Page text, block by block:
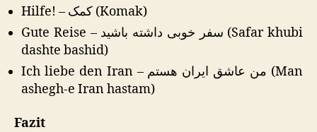
Hilfe! – کمک (Komak)
Gute Reise – سفر خوبی داشته باشید (Safar khubi
dashte bashid)
Ich liebe den Iran – من عاشق ایران هستم (Man
ashegh-e Iran hastam)
Fazit